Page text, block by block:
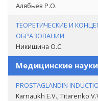
Алябьев Р.О.
ТЕОРЕТИЧЕСКИЕ И
ОБРАЗОВАНИИ
Никишина О.С.
Медицинские науки
PROSTAGLANDIN
Karnaukh E.V., Titarenko